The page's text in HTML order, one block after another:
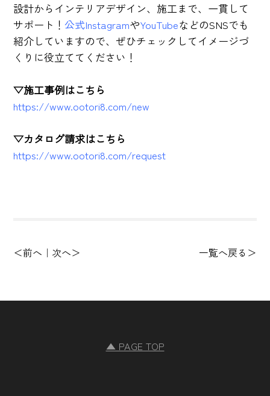
設計からインテリアデザイン、施工まで、一貫して
サポート！公式InstagramやYouTubeなどのSNSでも
紹介していますので、ぜひチェックしてイメージづ
くりに役立ててください！
▽施工事例はこちら
https://www.ootori8.com/new
▽カタログ請求はこちら
https://www.ootori8.com/request
前へ 次へ 一覧へ戻る
▲ PAGE TOP